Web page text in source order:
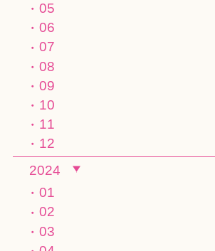
05
06
07
08
09
10
11
12
2024
01
02
03